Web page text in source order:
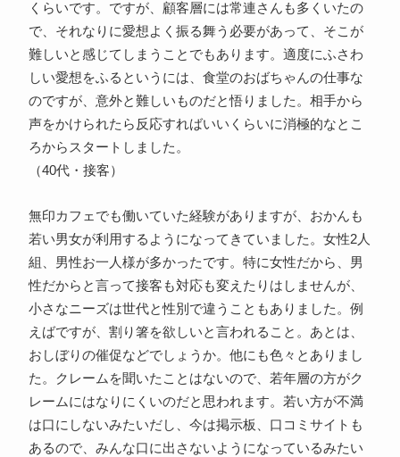
くらいです。ですが、顧客層には常連さんも多くいたの
で、それなりに愛想よく振る舞う必要があって、そこが
難しいと感じてしまうことでもあります。適度にふさわ
しい愛想をふるというには、食堂のおばちゃんの仕事な
のですが、意外と難しいものだと悟りました。相手から
声をかけられたら反応すればいいくらいに消極的なとこ
ろからスタートしました。
（40代・接客）
無印カフェでも働いていた経験がありますが、おかんも
若い男女が利用するようになってきていました。女性2人
組、男性お一人様が多かったです。特に女性だから、男
性だからと言って接客も対応も変えたりはしませんが、
小さなニーズは世代と性別で違うこともありました。例
えばですが、割り箸を欲しいと言われること。あとは、
おしぼりの催促などでしょうか。他にも色々とありまし
た。クレームを聞いたことはないので、若年層の方がク
レームにはなりにくいのだと思われます。若い方が不満
は口にしないみたいだし、今は掲示板、口コミサイトも
あるので、みんな口に出さないようになっているみたい